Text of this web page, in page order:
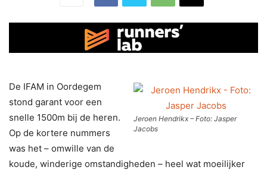
Jeroen Hendrikx – Foto: Jasper
Jacobs
De IFAM in Oordegem
stond garant voor een
snelle 1500m bij de heren.
Op de kortere nummers
was het – omwille van de
koude, winderige omstandigheden – heel wat moeilijker